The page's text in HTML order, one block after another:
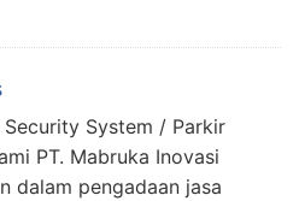
System / Parkir
PT. Mabruka Inovasi
dalam pengadaan jasa